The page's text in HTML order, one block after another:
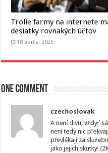
Trolie farmy na internete
desiatky rovnakých účtov
18 apríla, 2025
One comment
czechoslovak
A není divu, vždyť
není tedy nic
převlékají za
jako jejich skutky!